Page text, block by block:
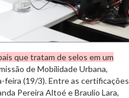
que tratam de selos em um
de Mobilidade Urbana,
feira (19/3). Entre as certificações
Pereira Altoé e Braulio Lara,